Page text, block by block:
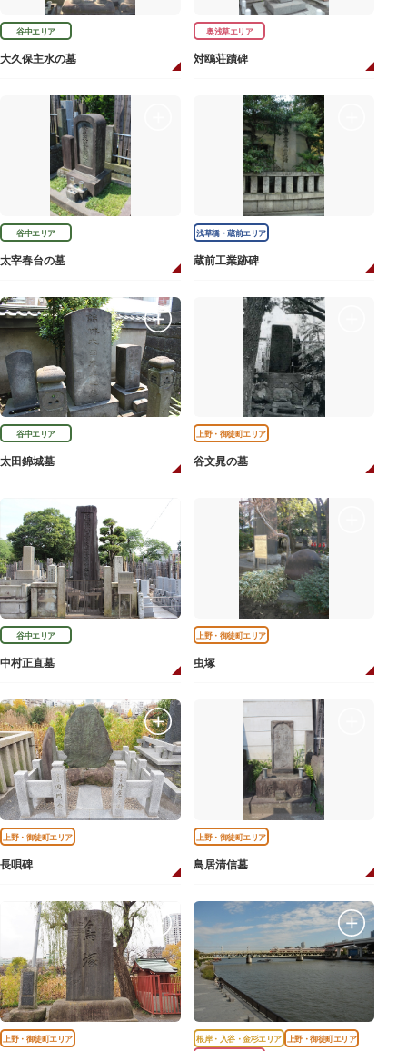
谷中エリア
大久保主水の墓
奥浅草エリア
対鴎荘蹟碑
谷中エリア
太宰春台の墓
浅草橋・蔵前エリア
蔵前工業跡碑
谷中エリア
太田錦城墓
上野・御徒町エリア
谷文晁の墓
谷中エリア
中村正直墓
上野・御徒町エリア
虫塚
上野・御徒町エリア
長唄碑
上野・御徒町エリア
鳥居清信墓
上野・御徒町エリア 根岸・入谷・金杉エリア
上野・御徒町エリア